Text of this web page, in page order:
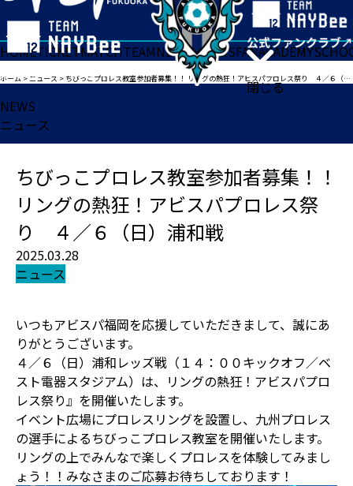
閉じる
HOMETICKETMATCHTEAMNEWSGOODSFANACADEMY
ホーム >ニュース > ちびっこプロレス教室参加者募集！！ リングの熱狂！アビスパプロレス祭り ４／６（日）浦和戦
NEWS
ニュース
ちびっこプロレス教室参加者募集！！
リングの熱狂！アビスパプロレス祭
り ４／６（日）浦和戦
2025.03.28
ニュース
いつもアビスパ福岡を応援していただきまして、誠にあ
りがとうございます。
４／６（日）浦和レッズ戦（１４：００キックオフ／ベ
スト電器スタジアム）は、リングの熱狂！アビスパプロ
レス祭り』を開催いたします。
イベント広場にプロレスリングを設置し、九州プロレス
の選手によるちびっこプロレス教室を開催いたします。
リングの上でみんなで楽しくプロレスを体験してみまし
ょう！！みなさまのご応募お待ちしております！